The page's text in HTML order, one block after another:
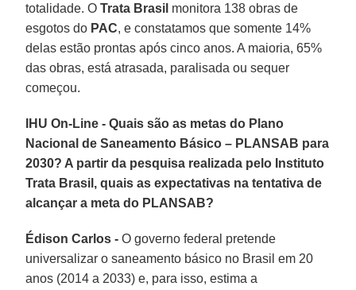
totalidade. OTrata Brasil monitora 138 obras de
esgotos do PAC, e constatamos que somente 14%
delas estão prontas após cinco anos. A maioria, 65%
das obras, está atrasada, paralisada ou sequer
começou.
IHU On-Line - Quais são as metas do Plano
Nacional de Saneamento Básico – PLANSAB para
2030? A partir da pesquisa realizada pelo Instituto
Trata Brasil, quais as expectativas na tentativa de
alcançar a meta do PLANSAB?
Édison Carlos - O governo federal pretende
universalizar o saneamento básico no Brasil em 20
anos (2014 a 2033) e, para isso, estima a